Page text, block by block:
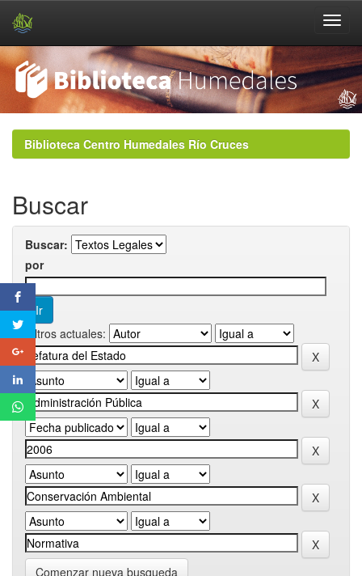
navigationBiblioteca Centro Humedales Río Cruces
Buscar
Buscar:
por
Filtros actuales:
Comenzar nueva busqueda